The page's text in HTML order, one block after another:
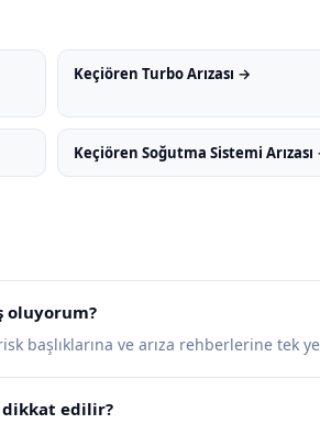
Keçiören Turbo Arızası →
Keçiören Soğutma Sistemi Arızası
oluyorum?
başlıklarına ve arıza rehberlerine tek
dikkat edilir?